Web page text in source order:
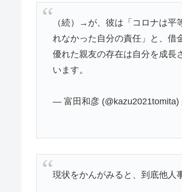
（続）→が、彼は「コロナは平
れなかった自分の責任」と、借
優れた親友の存在は自分を成長
います。
— 富田和彦 (@kazu2021tomita)
現状をかんがみると、到底他人